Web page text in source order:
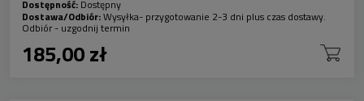
Dostępność: Dostępny
Dostawa/Odbiór:Wysyłka- przygotowanie 2-3 dni plus czas dostawy.
Odbiór - uzgodnij termin
185,00 zł